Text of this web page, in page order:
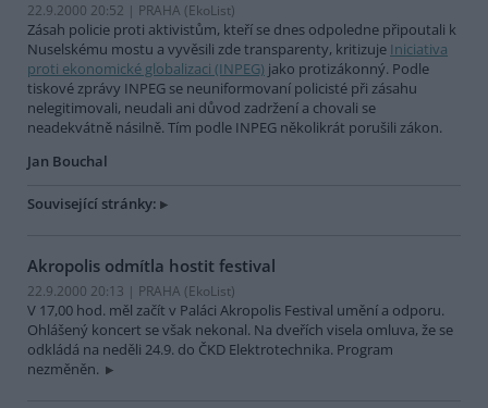
22.9.2000 20:52 | PRAHA (EkoList)
Zásah policie proti aktivistům, kteří se dnes odpoledne připoutali k
Nuselskému mostu a vyvěsili zde transparenty, kritizuje Iniciativa
proti ekonomické globalizaci (INPEG) jako protizákonný. Podle
tiskové zprávy INPEG se neuniformovaní policisté při zásahu
nelegitimovali, neudali ani důvod zadržení a chovali se
neadekvátně násilně. Tím podle INPEG několikrát porušili zákon.
Jan Bouchal
Související stránky:
Akropolis odmítla hostit festival
22.9.2000 20:13 | PRAHA (EkoList)
V 17,00 hod. měl začít v Paláci Akropolis Festival umění a odporu.
Ohlášený koncert se však nekonal. Na dveřích visela omluva, že se
odkládá na neděli 24.9. do ČKD Elektrotechnika. Program
nezměněn.